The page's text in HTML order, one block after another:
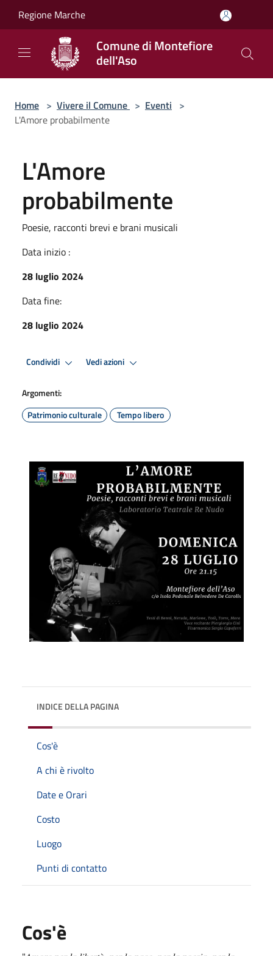
Regione Marche
Comune di Montefiore
dell'Aso
Home > Vivere il Comune > Eventi >
L'Amore probabilmente
L'Amore
probabilmente
Poesie, racconti brevi e brani musicali
Data inizio :
28 luglio 2024
Data fine:
28 luglio 2024
Condividi Vedi azioni
Argomenti:
Patrimonio culturale
Tempo libero
INDICE DELLA PAGINA
Cos'è
A chi è rivolto
Date e Orari
Costo
Luogo
Punti di contatto
Cos'è